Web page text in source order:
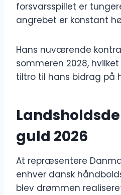
forsvarsspillet er
angrebet er konstant
Hans nuværende
sommeren 2028,
tiltro til hans bidrag på
guld 2026
At repræsentere
enhver dansk
blev drømmen